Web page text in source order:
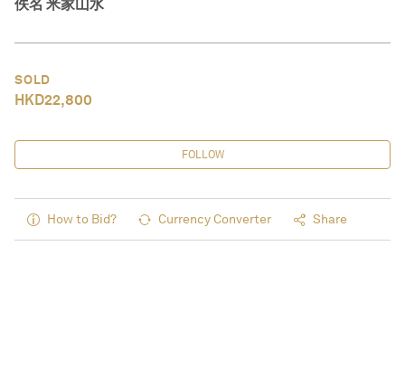
佚名 米家山水
SOLD
HKD22,800
FOLLOW
How to Bid? Currency Converter Share